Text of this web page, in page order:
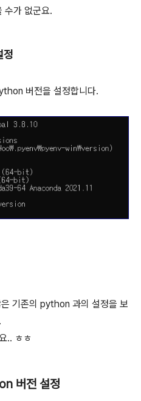
가 없군요.
정
버전을 설정합니다.
기존의 python 과의 설정을 보
.. ㅎㅎ
버전 설정